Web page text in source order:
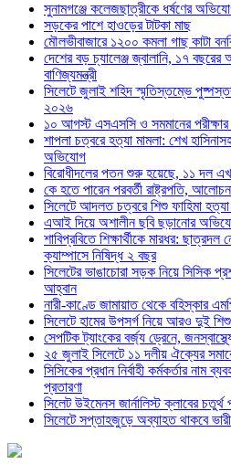
সুনামগঞ্জে কলেজছাত্রীকে ধর্ষণের
সড়কের পাশে হাওড়ের টাটকা মাছ
মৌলভীবাজারে ১২০০ কমলা গাছ কাটা
দেশের বড় চ্যালেঞ্জ জ্বালানি, ১৭
বাণিজ্যমন্ত্রী
সিলেটে জুলাই শহিদ স্মৃতিস্তম্ভে
২০২৬
১০ আগস্ট এসএসসি ও সমমানের
শাপলা চত্বরে হত্যা মামলা: শেখ
অভিযোগ
বিরোধীদলের পতন শুরু হয়েছে, ১১ দল
কে হতে পারেন পরবর্তী রাষ্ট্রপতি,
সিলেটে আদলত চত্বরে শিশু ফাহিমা
এআই দিয়ে অশালীন ছবি ছড়ানোর অভিযোগ
শাবিপ্রবিতে শিক্ষার্থীকে মারধর: ছাত্রদল
ক্যাম্পাসে নিষিদ্ধ ২ বছর
সিলেটের ভাঙাচোরা সড়ক নিয়ে সিসিক
আহ্বান
নারী-কাণ্ডে জামায়াত থেকে বহিস্কার
সিলেটে হামের উপসর্গ নিয়ে আরও দুই
সেপটিক ট্যাংকের বর্জ্য ড্রেনে,
২৫ জুলাই সিলেটে ১১ দলীয় ঐক্যের
সিসিকের প্রধান নির্বাহী কর্মকর্তার নাম
প্রতারণা
সিলেট উইমেনস জার্নালিস্ট ক্লাবের চতুর্থ
সিলেটে সপ্তাহজুড়ে অব্যাহত থাকবে ভারী